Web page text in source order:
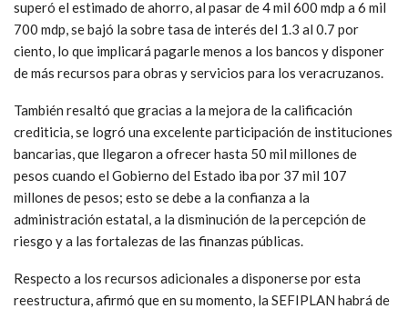
superó el estimado de ahorro, al pasar de 4 mil 600 mdp a 6 mil
700 mdp, se bajó la sobre tasa de interés del 1.3 al 0.7 por
ciento, lo que implicará pagarle menos a los bancos y disponer
de más recursos para obras y servicios para los veracruzanos.
También resaltó que gracias a la mejora de la calificación
crediticia, se logró una excelente participación de instituciones
bancarias, que llegaron a ofrecer hasta 50 mil millones de
pesos cuando el Gobierno del Estado iba por 37 mil 107
millones de pesos; esto se debe a la confianza a la
administración estatal, a la disminución de la percepción de
riesgo y a las fortalezas de las finanzas públicas.
Respecto a los recursos adicionales a disponerse por esta
reestructura, afirmó que en su momento, la SEFIPLAN habrá de